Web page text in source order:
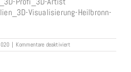
Visualisierung-Heilbronn-
| Kommentare deaktiviertfür
RB_3D-